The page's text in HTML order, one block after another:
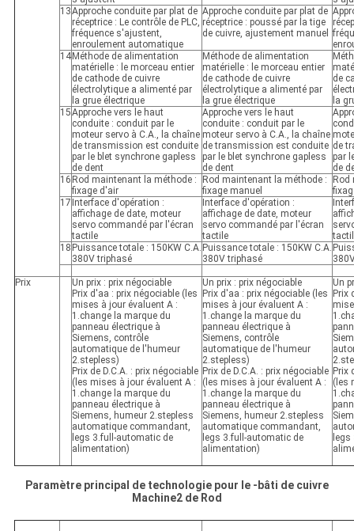
13Approche conduite par plat de
réceptrice : Le contrôle de PLC,
fréquence s'ajustent,
enroulement automatique
Approche conduite par plat de
réceptrice : poussé par la tige
de cuivre, ajustement manuel
14 Méthode de alimentation
matérielle : le morceau entier
de cathode de cuivre
électrolytique a alimenté par
la grue électrique
Méthode de alimentation
matérielle : le morceau entier
de cathode de cuivre
électrolytique a alimenté par
la grue électrique
de
la
15Approche vers le haut
conduite : conduit par le
moteur servo à C.A., la chaîne
de transmission est conduite
par le blet synchrone gapless
de dent
Approche vers le haut
conduite : conduit par le
moteur servo à C.A., la chaîne
de transmission est conduite
par le blet synchrone gapless
de dent
de
par
de
16 Rod maintenant la méthode :
fixage d'air
Rod maintenant la méthode :
fixage manuel
Rod
17 Interface d'opération :
affichage de date, moteur
servo commandé par l'écran
tactile
Interface d'opération :
affichage de date, moteur
servo commandé par l'écran
tactile
18 Puissance totale : 150KW C.A.
380V triphasé
Puissance totale : 150KW C.A.
380V triphasé
Prix
Un prix : prix négociable
Prix d'aa : prix négociable (les
mises à jour évaluent A :
1.change la marque du
panneau électrique à
Siemens, contrôle
automatique de l'humeur
2.stepless)
Prix de D.C.A. : prix négociable
(les mises à jour évaluent A :
1.change la marque du
panneau électrique à
Siemens, humeur 2.stepless
automatique commandant,
legs 3.full-automatic de
alimentation)
Un prix : prix négociable
Prix d'aa : prix négociable (les
mises à jour évaluent A :
1.change la marque du
panneau électrique à
Siemens, contrôle
automatique de l'humeur
2.stepless)
Prix de D.C.A. : prix négociable
(les mises à jour évaluent A :
1.change la marque du
panneau électrique à
Siemens, humeur 2.stepless
automatique commandant,
legs 3.full-automatic de
alimentation)
Un
Prix
Prix
(les
Paramètre principal de technologie pour le -bâti de cuivre
Machine2 de Rod